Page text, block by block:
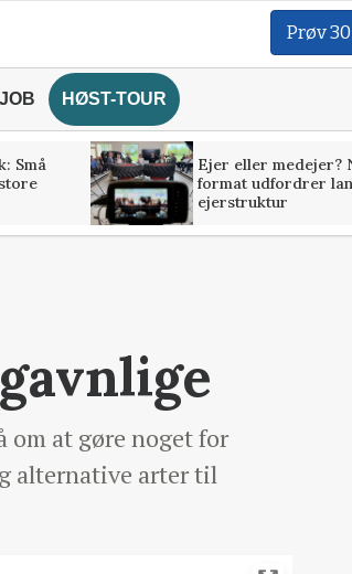
Prøv
JOB HØST-TOUR
Små
Ejer eller medejer?
format udfordrer
ejerstruktur
om at gøre noget for
alternative arter til